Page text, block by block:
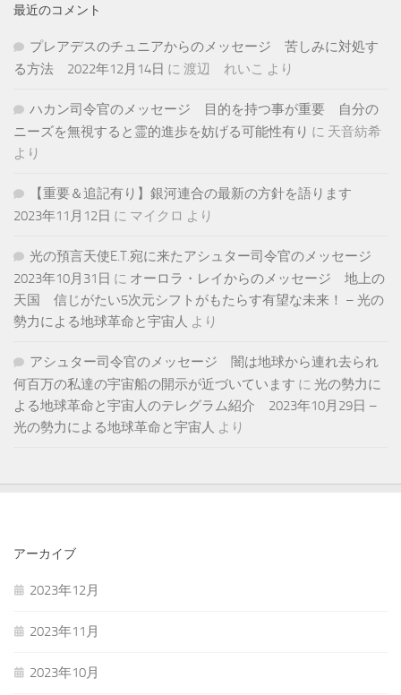
最近のコメント
プレアデスのチュニアからのメッセージ 苦しみに対処す
る方法 2022年12月14日 に 渡辺 れいこ より
ハカン司令官のメッセージ 目的を持つ事が重要 自分の
ニーズを無視すると霊的進歩を妨げる可能性有り に 天音紡希
より
【重要＆追記有り】銀河連合の最新の方針を語ります
2023年11月12日 に マイクロ より
光の預言天使E.T.宛に来たアシュター司令官のメッセージ
2023年10月31日 に オーロラ・レイからのメッセージ 地上の
天国 信じがたい5次元シフトがもたらす有望な未来！ – 光の
勢力による地球革命と宇宙人 より
アシュター司令官のメッセージ 闇は地球から連れ去られ
何百万の私達の宇宙船の開示が近づいています に 光の勢力に
よる地球革命と宇宙人のテレグラム紹介 2023年10月29日 –
光の勢力による地球革命と宇宙人 より
アーカイブ
2023年12月
2023年11月
2023年10月